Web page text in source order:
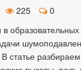
225
0
в
статье